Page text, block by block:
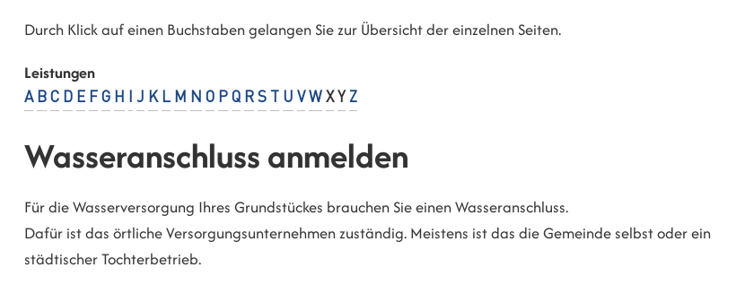
Durch Klick auf einen Buchstaben gelangen Sie zur Übersicht der einzelnen Seiten.
Leistungen
A B C D E F G H J K L M N O P Q R S U V W X Y Z
Wasseranschluss anmelden
Für die Wasserversorgung Ihres Grundstückes brauchen Sie einen Wasseranschluss.
Dafür ist das örtliche Versorgungsunternehmen zuständig. Meistens ist das die Gemeinde selbst oder ein
städtischer Tochterbetrieb.